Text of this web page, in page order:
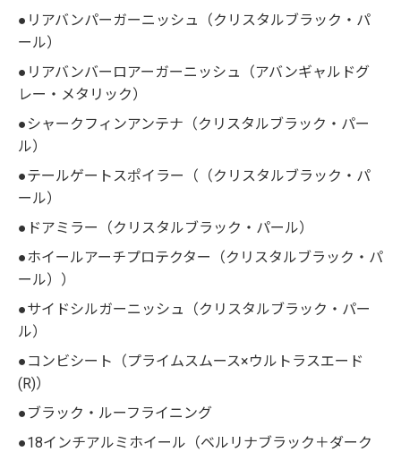
●リアバンパーガーニッシュ（クリスタルブラック・パ
ール）
●リアバンバーロアーガーニッシュ（アバンギャルドグ
レー・メタリック）
●シャークフィンアンテナ（クリスタルブラック・パー
ル）
●テールゲートスポイラー（（クリスタルブラック・パ
ール）
●ドアミラー（クリスタルブラック・パール）
●ホイールアーチプロテクター（クリスタルブラック・パ
ール））
●サイドシルガーニッシュ（クリスタルブラック・パー
ル）
●コンビシート（プライムスムース×ウルトラスエード
(R)）
●ブラック・ルーフライニング
●18インチアルミホイール（ベルリナブラック＋ダーク